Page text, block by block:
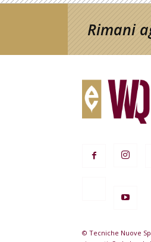
Rimani
© Tecniche Nuove